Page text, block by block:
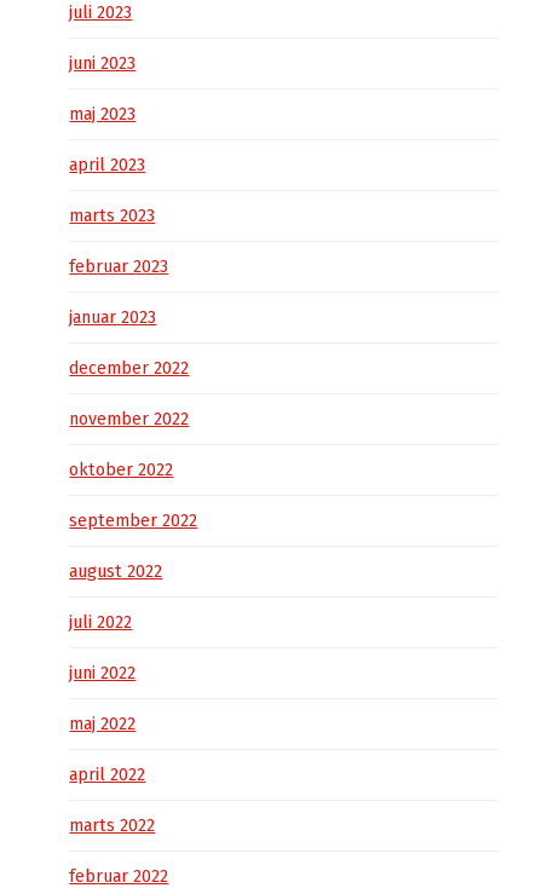
juli 2023
juni 2023
maj 2023
april 2023
marts 2023
februar 2023
januar 2023
december 2022
november 2022
oktober 2022
september 2022
august 2022
juli 2022
juni 2022
maj 2022
april 2022
marts 2022
februar 2022